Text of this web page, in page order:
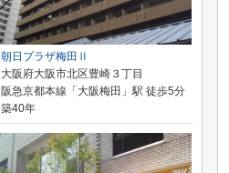
朝日プラザ梅田Ⅱ
大阪府大阪市北区豊崎３丁目
阪急京都本線「大阪梅田」駅 徒歩5分
築40年